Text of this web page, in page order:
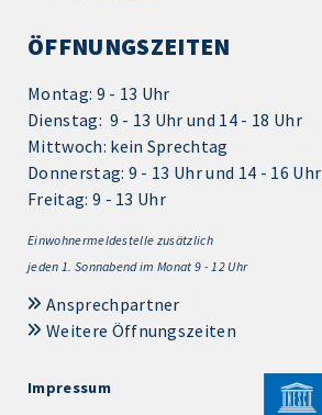
ÖFFNUNGSZEITEN
Montag: 9 - 13 Uhr
Dienstag: 9 - 13 Uhr und 14 - 18 Uhr
Mittwoch: kein Sprechtag
Donnerstag: 9 - 13 Uhr und 14 - 16 Uhr
Freitag: 9 - 13 Uhr
Einwohnermeldestelle zusätzlich
jeden 1. Sonnabend im Monat 9 - 12 Uhr
Ansprechpartner
Weitere Öffnungszeiten
Impressum